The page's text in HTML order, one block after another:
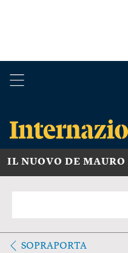
IL NUOVO DE MAURO
SOPRAPORTA